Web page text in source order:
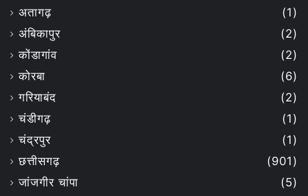
अतागढ़
(1)
अंबिकापुर
(2)
कोंडागांव
(2)
कोरबा
(6)
गरियाबंद
(2)
चंडीगढ़
(1)
चंद्रपुर
(1)
छत्तीसगढ़
(901)
जांजगीर चांपा
(5)